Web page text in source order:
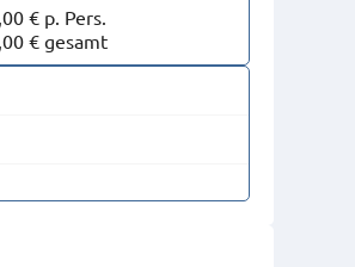
€ p. Pers.
€ gesamt